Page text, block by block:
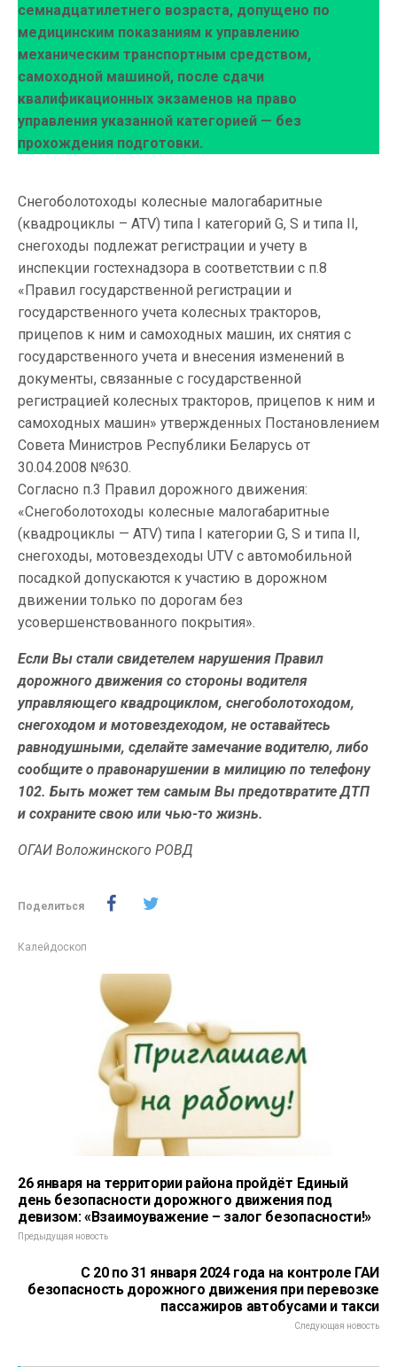
семнадцатилетнего возраста, допущено по
медицинским показаниям к управлению
механическим транспортным средством,
самоходной машиной, после сдачи
квалификационных экзаменов на право
управления указанной категорией — без
прохождения подготовки.
Снегоболотоходы колесные малогабаритные
(квадроциклы – ATV) типа I категорий G, S и типа II,
снегоходы подлежат регистрации и учету в
инспекции гостехнадзора в соответствии с п.8
«Правил государственной регистрации и
государственного учета колесных тракторов,
прицепов к ним и самоходных машин, их снятия с
государственного учета и внесения изменений в
документы, связанные с государственной
регистрацией колесных тракторов, прицепов к ним и
самоходных машин» утвержденных Постановлением
Совета Министров Республики Беларусь от
30.04.2008 №630.
Согласно п.3 Правил дорожного движения:
«Снегоболотоходы колесные малогабаритные
(квадроциклы — ATV) типа I категории G, S и типа II,
снегоходы, мотовездеходы UTV с автомобильной
посадкой допускаются к участию в дорожном
движении только по дорогам без
усовершенствованного покрытия».
Если Вы стали свидетелем нарушения Правил
дорожного движения со стороны водителя
управляющего квадроциклом, снегоболотоходом,
снегоходом и мотовездеходом, не оставайтесь
равнодушными, сделайте замечание водителю, либо
сообщите о правонарушении в милицию по телефону
102. Быть может тем самым Вы предотвратите ДТП
и сохраните свою или чью-то жизнь.
ОГАИ Воложинского РОВД
Поделиться
Калейдоскоп
26 января на территории района пройдёт Единый
день безопасности дорожного движения под
девизом: «Взаимоуважение – залог безопасности!»
Предыдущая новость
С 20 по 31 января 2024 года на контроле ГАИ
безопасность дорожного движения при перевозке
пассажиров автобусами и такси
Следующая новость